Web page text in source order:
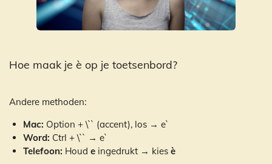
Hoe maak je è op je toetsenbord?
Andere methoden:
Mac: Option + \`` (accent), los → e`
Word: Ctrl + \`` → e`
Telefoon: Houd eingedrukt → kies è